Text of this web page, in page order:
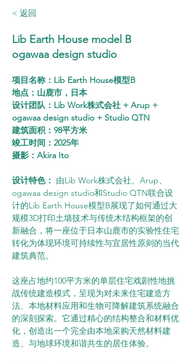
< 返回
Lib Earth House model B
ogawaa design studio
项目名称：Lib Earth House模型B
地点：山鹿市，日本
设计团队：Lib Work株式会社 + Arup +
ogawaa design studio + Studio QTN
建筑面积：98平方米
竣工时间：2025年
摄影：Akira Ito
设计特色： 由Lib Work株式会社、Arup、
ogawaa design studio和Studio QTN联合设
计的Lib Earth House模型B展现了如何通过大
规模3D打印土墙技术与传统木结构框架的创
新融合，将一座位于日本山鹿市的实验性住宅
转化为体现环境可持续性与宜居性原则的当代
建筑典范。
这座占地约100平方米的单层住宅戏剧性地挑
战传统建造模式，呈现为对未来住宅建造方
法、本地材料应用和生物可降解建筑系统融合
的深刻探索。它通过精心的结构整合和材料优
化，创造出一个完全由本地采购天然材料建
造、与地球环境和谐共生的居住体验。